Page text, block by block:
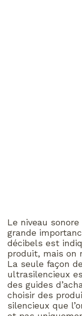
Le niveau
grande
décibels est
produit, mais on
La seule façon
ultrasilencieux
des guides
choisir des
silencieux que